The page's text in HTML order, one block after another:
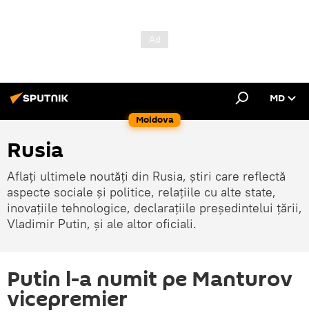
Moldova
MD
Rusia
Aflați ultimele noutăți din Rusia, știri care reflectă
aspecte sociale și politice, relațiile cu alte state,
inovațiile tehnologice, declarațiile președintelui țării,
Vladimir Putin, și ale altor oficiali.
Putin l-a numit pe Manturov
vicepremier